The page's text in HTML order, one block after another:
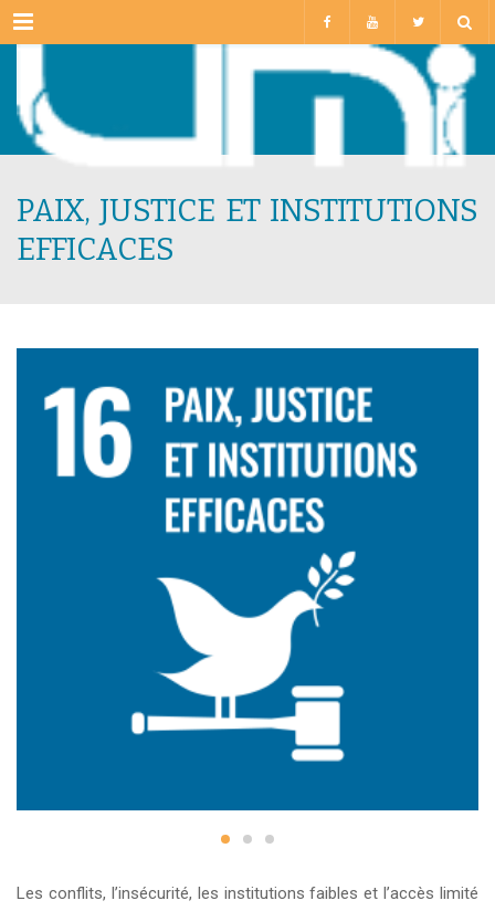
Menu
PAIX, JUSTICE ET INSTITUTIONS
EFFICACES
Les conflits, l’insécurité, les institutions faibles et l’accès limité